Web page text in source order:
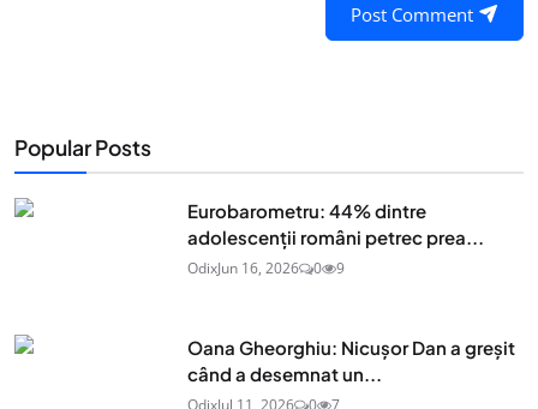
Post Comment
Popular Posts
Eurobarometru: 44% dintre
adolescenţii români petrec prea...
OdixJun 16, 2026 0 9
Oana Gheorghiu: Nicușor Dan a greșit
când a desemnat un...
OdixJul 11, 2026 0 7